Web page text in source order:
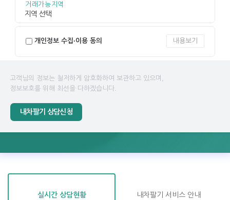
거래가능지역
개인정보 수집·이용 동의 내용보기
고객님의 정보는 철저하게 암호화하여 보관하고 있으며,
정보보호를 위해 최선을 다하겠습니다.
내차팔기 상담신청
실시간 상담현황 내차팔기 서비스 안내